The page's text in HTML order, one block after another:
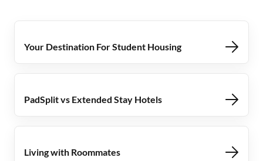
Your Destination For Student Housing
PadSplit vs Extended Stay Hotels
Living with Roommates